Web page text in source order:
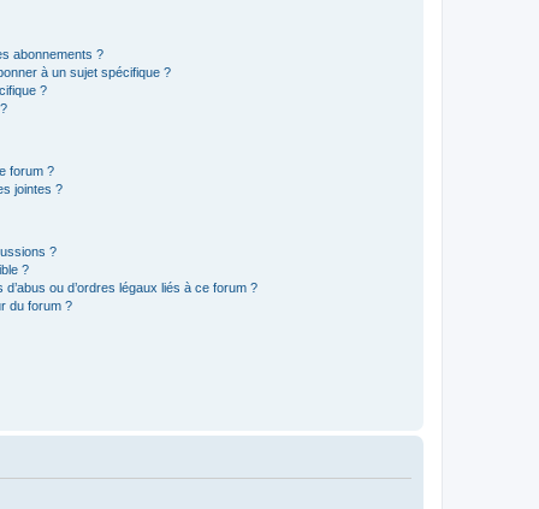
abonnements ?
à un sujet spécifique ?
?
forum ?
jointes ?
?
?
ou d’ordres légaux liés à ce forum ?
du forum ?